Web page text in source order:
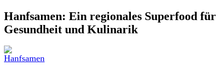
Hanfsamen: Ein regionales Superfood für
Gesundheit und Kulinarik